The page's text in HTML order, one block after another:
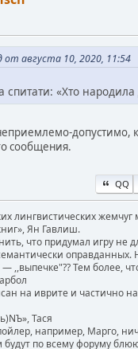
августа 10, 2020, 11:54
«Хто народила
допустимо,
сообщения.
QQ
лингвистических
Ян Гавлиш.
что придумал игру не
оправданных.
— ,,выпечке"?? Тем более,
на иврите и частично
Тася
например, Марго,
будут по всему форуму